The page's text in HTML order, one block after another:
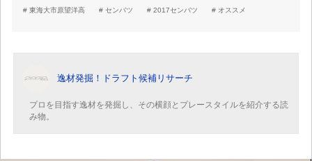
東海大市原望洋高
センバツ 2017センバツ オススメ
逸材発掘！ドラフト候補リサーチ
プロを目指す逸材を発掘し、その横顔とプレースタイルを紹介する読
み物。